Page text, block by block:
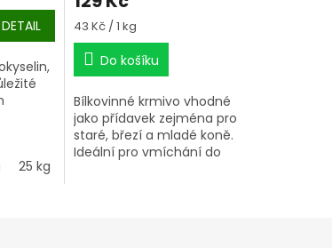
DETAIL
25 kg
Měrná
cena:
43 Kč / 1 kg
Do košíku
Bílkovinné krmivo vhodné
jako přídavek zejména pro
staré, březí a mladé koně.
Ideální pro vmíchání do